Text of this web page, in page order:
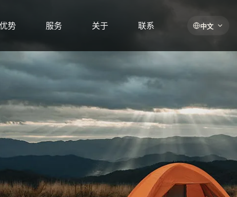
中文
优势 服务 关于 联系